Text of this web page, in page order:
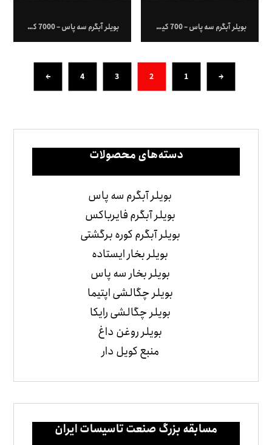
بویلر آبگرم سه پاس – 700 کیلووات بویلر آبگرم سه پاس – 7000 کیلووات
→
1
2
3
4
←
دسته‌های محصولات
بویلر آبگرم سه پاس
بویلر آبگرم فایرباکس
بویلر آبگرم کوره برگشتی
بویلر بخار ایستاده
بویلر بخار سه پاس
بویلر چگالشی اپتیما
بویلر چگالشی رایکا
بویلر روغن داغ
منبع کویل دار
مسابقه بزرگ صنعت تاسیسات ایران